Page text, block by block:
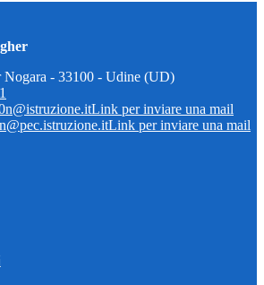
- 33100 - Udine (UD)
Link per inviare una mail
Link per inviare una mail